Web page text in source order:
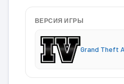
ВЕРСИЯ ИГРЫ
Grand Theft